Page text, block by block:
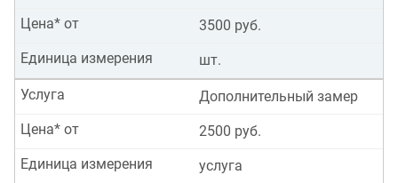
3500 руб.
Цена* от
шт.
Единица измерения
Дополнительный замер
Услуга
2500 руб.
Цена* от
услуга
Единица измерения